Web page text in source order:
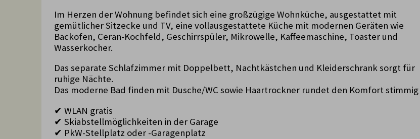
Im Herzen der Wohnung befindet sich eine großzügige Wohnküche, ausgestattet mit
gemütlicher Sitzecke und TV, eine vollausgestattete Küche mit modernen Geräten wie
Backofen, Ceran-Kochfeld, Geschirrspüler, Mikrowelle, Kaffeemaschine, Toaster und
Wasserkocher.
Das separate Schlafzimmer mit Doppelbett, Nachtkästchen und Kleiderschrank sorgt für
ruhige Nächte.
Das moderne Bad finden mit Dusche/WC sowie Haartrockner rundet den Komfort stimmig
✔ WLAN gratis
✔ Skiabstellmöglichkeiten in der Garage
✔ PkW-Stellplatz oder -Garagenplatz